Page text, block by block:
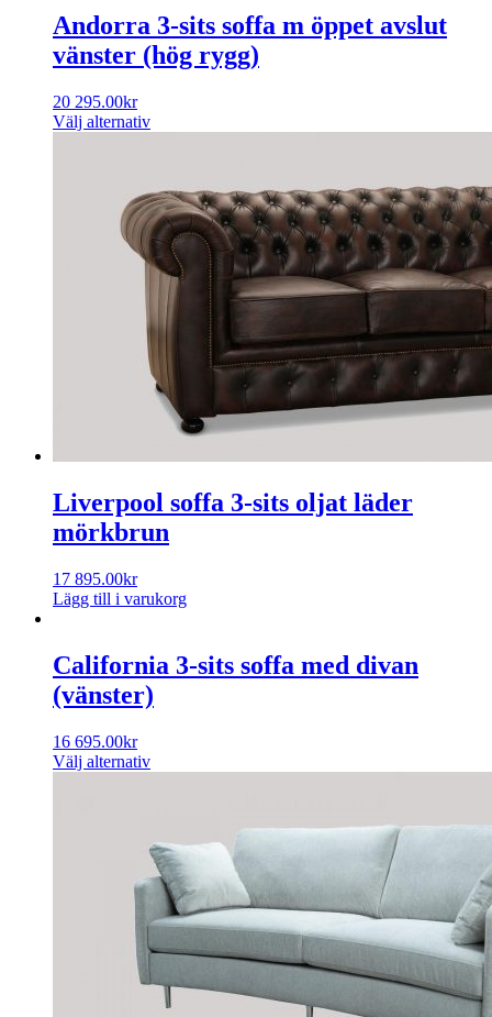
Andorra 3-sits soffa m öppet avslut
vänster (hög rygg)
20 295.00kr
Välj alternativ
Liverpool soffa 3-sits oljat läder
mörkbrun
17 895.00kr
Lägg till i varukorg
California 3-sits soffa med divan
(vänster)
16 695.00kr
Välj alternativ